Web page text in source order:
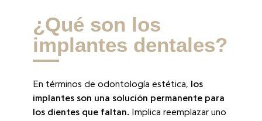
¿Qué son los
implantes dentales?
En términos de odontología estética,
los
implantes son una solución permanente para
los dientes que faltan. Implica reemplazar uno